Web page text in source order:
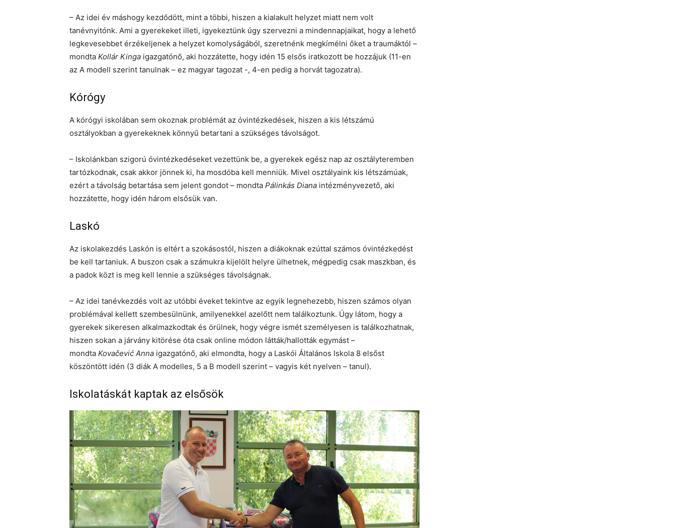
– Az idei év máshogy kezdődött, mint a többi, hiszen a kialakult helyzet miatt nem volt
tanévnyitónk. Ami a gyerekeket illeti, igyekeztünk úgy szervezni a mindennapjaikat, hogy a lehető
legkevesebbet érzékeljenek a helyzet komolyságából, szeretnénk megkímélni őket a traumáktól –
mondta Kollár Kinga igazgatónő, aki hozzátette, hogy idén 15 elsős iratkozott be hozzájuk (11-en
az A modell szerint tanulnak – ez magyar tagozat -, 4-en pedig a horvát tagozatra).
Kórógy
A kórógyi iskolában sem okoznak problémát az óvintézkedések, hiszen a kis létszámú
osztályokban a gyerekeknek könnyű betartani a szükséges távolságot.
– Iskolánkban szigorú óvintézkedéseket vezettünk be, a gyerekek egész nap az osztályteremben
tartózkodnak, csak akkor jönnek ki, ha mosdóba kell menniük. Mivel osztályaink kis létszámúak,
ezért a távolság betartása sem jelent gondot – mondta Pálinkás Diana intézményvezető, aki
hozzátette, hogy idén három elsősük van.
Laskó
Az iskolakezdés Laskón is eltért a szokásostól, hiszen a diákoknak ezúttal számos óvintézkedést
be kell tartaniuk. A buszon csak a számukra kijelölt helyre ülhetnek, mégpedig csak maszkban, és
a padok közt is meg kell lennie a szükséges távolságnak.
– Az idei tanévkezdés volt az utóbbi éveket tekintve az egyik legnehezebb, hiszen számos olyan
problémával kellett szembesülnünk, amilyenekkel azelőtt nem találkoztunk. Úgy látom, hogy a
gyerekek sikeresen alkalmazkodtak és örülnek, hogy végre ismét személyesen is találkozhatnak,
hiszen sokan a járvány kitörése óta csak online módon látták/hallották egymást –
mondta Kovačević Anna igazgatónő, aki elmondta, hogy a Laskói Általános Iskola 8 elsőst
köszöntött idén (3 diák A modelles, 5 a B modell szerint – vagyis két nyelven – tanul).
Iskolatáskát kaptak az elsősök